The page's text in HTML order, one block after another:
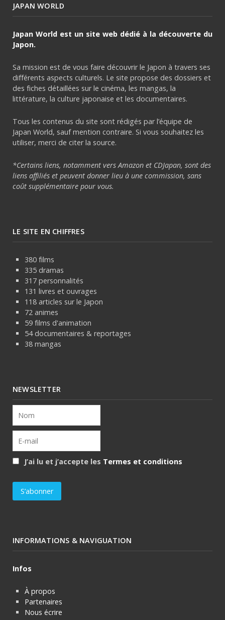
JAPAN WORLD
Japan World est un site web dédié à la découverte du
Japon.
Sa mission est de vous faire découvrir le Japon à travers ses
différents aspects culturels. Le site propose des dossiers et
des fiches détaillées sur le cinéma, les mangas, la
littérature, la culture japonaise et les documentaires.
Tous les contenus du site sont rédigés par l’équipe de
Japan World, sauf mention contraire. Si vous souhaitez les
utiliser, merci de citer la source.
*Certains liens, notamment vers Amazon et CDJapan, sont des
liens affiliés et peuvent donner lieu à une commission, sans
coût supplémentaire pour vous.
LE SITE EN CHIFFRES
380 films
335 dramas
317 personnalités
131 livres et ouvrages
118 articles sur le Japon
72 animes
59 films d'animation
54 documentaires & reportages
38 mangas
NEWSLETTER
J’ai lu et j’accepte les Termes et conditions
INFORMATIONS & NAVIGUATION
Infos
À propos
Partenaires
Nous écrire